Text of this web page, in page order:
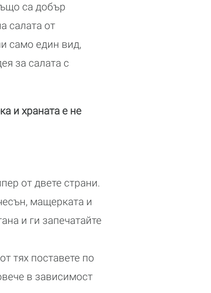
са добър
салата от
само един вид,
за салата с
и храната е не
от двете страни.
мащерката и
и ги запечатайте
тях поставете по
в зависимост